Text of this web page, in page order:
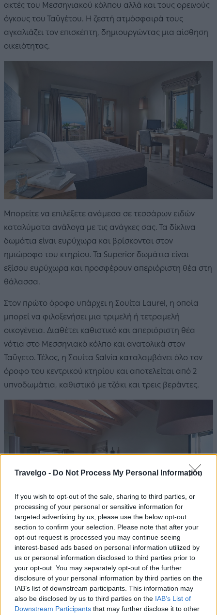
Travelgo - Do Not Process My Personal Information
If you wish to opt-out of the sale, sharing to third parties, or
processing of your personal or sensitive information for
targeted advertising by us, please use the below opt-out
section to confirm your selection. Please note that after your
opt-out request is processed you may continue seeing
interest-based ads based on personal information utilized by
us or personal information disclosed to third parties prior to
your opt-out. You may separately opt-out of the further
disclosure of your personal information by third parties on the
IAB’s list of downstream participants. This information may
also be disclosed by us to third parties on the IAB’s List of
Downstream Participants that may further disclose it to other
ακτές του Μεσσηνιακού κόλπου αλλά και τους ορεινούς
όγκους του Ταϋγέτου. Η ζεστή ατμόσφαιρά τους
αγκαλιάζει τον επισκέπτη, δημιουργώντας μια αίσθηση
οικειότητας.
Μπορείτε να επιλέξετε ανάμεσα σε τεσσάρων ειδών
καταλύματα ανάλογα με τις ανάγκες σας. Τα δίκλινα
δωμάτια είναι ευρύχωρα και βρίσκονται στον
ημιώροφο του κτηρίου. Τα Superior δωμάτια είναι
εξίσου ευρύχωρα και προσφέρουν απεριόριστη θέα στη
θάλασσα.
Στον πρώτο όροφο υπάρχει η Σουίτα Laurel, η οποία
μπορεί να φιλοξενήσει μια τριμελή ή τετραμελή
οικογένεια. Διαθέτει καθιστικό και απεριόριστη θέα
νότια στο Μεσσηνιακό κόλπο και ανατολικά στον
Ταΰγετο. Τέλος, η Σουίτα Salvia καταλαμβάνει όλο τον
όροφο του κεντρικού κτηρίου και αποτελείται από 2
υπνοδωμάτια, καθιστικό με τζάκι και τρεις βεράντες.
Όλα τα δωμάτια είναι λειτουργικά σχεδιασμένα, με
minimal διακόσμηση σε ζεστούς και γήινους
χρωματισμούς. Διαθέτουν μοντέρνα και πλήρως
εξοπλισμένη κουζίνα, κεντρικό κλιματισμό, LCD
τηλεόραση, δωρεάν Wi-Fi και όλες τις σύγχρονες ανέσεις